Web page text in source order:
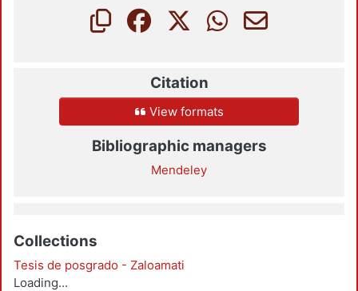
Citation
View formats
Bibliographic managers
Mendeley
Collections
Tesis de posgrado - Zaloamati
Loading...